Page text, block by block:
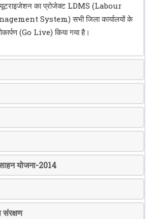
का प्रोजेक्ट LDMS (Labour
System) सभी जिला कार्यालयों के
(Go Live) किया गया है।
योजना-2014
संरक्षण